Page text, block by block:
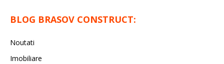
BLOG BRASOV CONSTRUCT:
Noutati
Imobiliare